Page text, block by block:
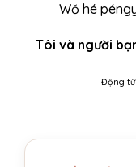
Wǒ hé
Tôi và người
Động từ